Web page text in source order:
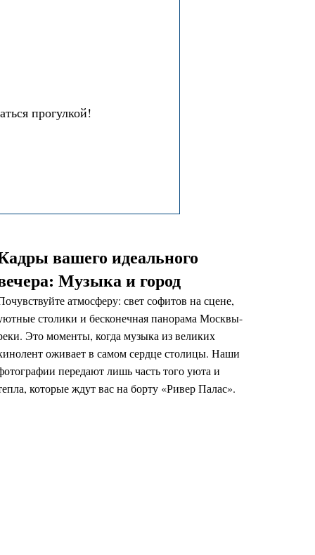
прогулкой!
вашего идеального
Музыка и город
атмосферу: свет софитов на сцене,
столики и бесконечная панорама Москвы-
Это моменты, когда музыка из великих
оживает в самом сердце столицы. Наши
передают лишь часть того уюта и
которые ждут вас на борту «Ривер Палас».